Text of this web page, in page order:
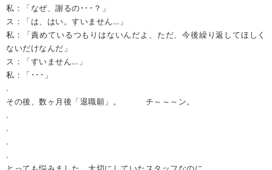
私：「なぜ、謝るの･･･？」
ス：「は、はい。すいません…」
私：「責めているつもりはないんだよ、ただ、今後繰り返してほしく
ないだけなんだ」
ス：「すいません…」
私：「･･･」
.
その後、数ヶ月後「退職願」。 チ～～～ン。
.
.
.
.